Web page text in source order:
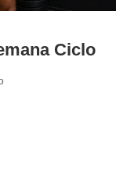
Ciclo